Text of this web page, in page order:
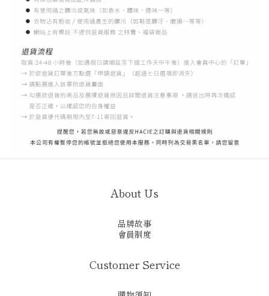
About Us
品牌故事
會員制度
Customer Service